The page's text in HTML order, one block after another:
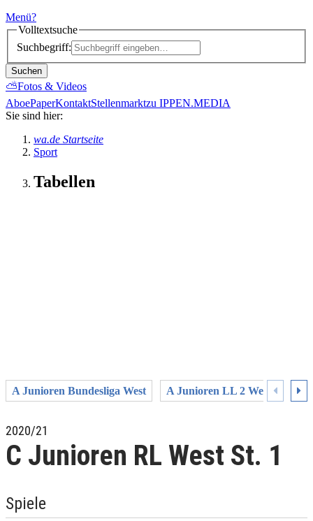
Menü?
Volltextsuche
Suchbegriff:
Suchen
⛅Fotos & Videos
AboePaperKontaktStellenmarktzu IPPEN.MEDIA
Sie sind hier:
wa.de Startseite
Sport
Tabellen
A Junioren Bundesliga West A Junioren LL 2 Westfalen
2020/21
C Junioren RL West St. 1
Spiele